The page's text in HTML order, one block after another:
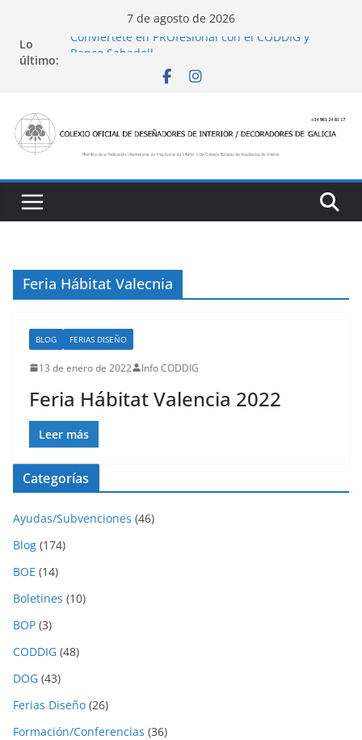
contenido
7 de agosto de 2026
Lo
último:
Conviértete en PROfesional con el CODDIG y
Banco Sabadell
Ayudas para mejoras de establecimientos
turísticos de alojamiento y restauración
San Marcial 2025
Feria Hábitat Valecnia
BLOG FERIAS DISEÑO
13 de enero de 2022 Info CODDIG
Feria Hábitat Valencia 2022
Leer más
Categorías
Ayudas/Subvenciones (46)
Blog (174)
BOE (14)
Boletines (10)
BOP (3)
CODDIG (48)
DOG (43)
Ferias Diseño (26)
Formación/Conferencias (36)